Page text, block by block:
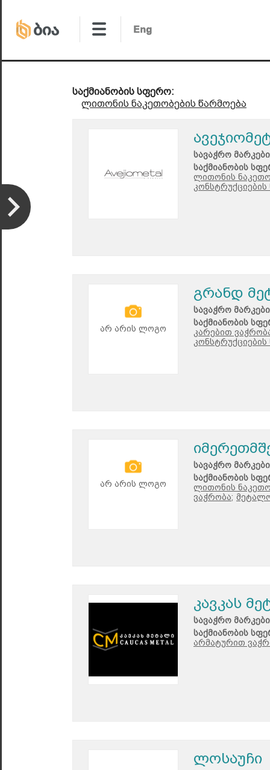
საქმიანობის სფერო:
ლითონის ნაკეთობების წარმოება
სავაჭრო
საქმიანობის
ლითონის
კონსტრუქციების
არ არის ლოგო
გრანდ
სავაჭრო
საქმიანობის
კარებით
კონსტრუქციების
არ არის ლოგო
სავაჭრო
საქმიანობის
ლითონის
ვაჭრობა;
კავკას
სავაჭრო
საქმიანობის
არმატურით
ლოსაუჩი